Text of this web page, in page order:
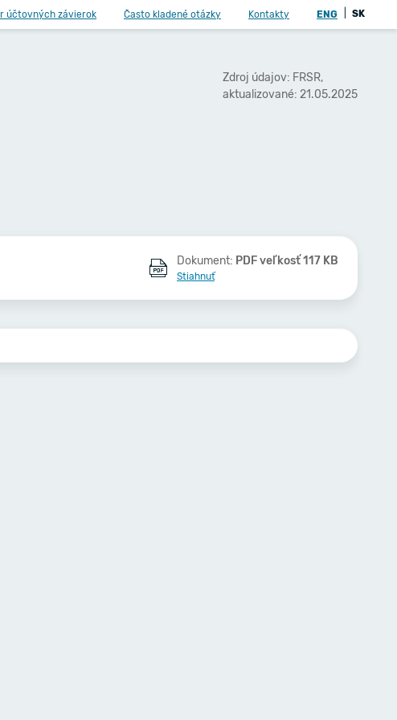
účtovných závierok Často kladené otázky Kontakty ENG SK
Zdroj údajov: FRSR,
aktualizované: 21.05.2025
Dokument: PDF veľkosť 117 KB
Stiahnuť